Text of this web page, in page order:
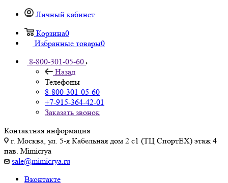
Личный кабинет
Корзина0
Избранные товары0
8-800-301-05-60
Назад
Телефоны
8-800-301-05-60
+7-915-364-42-01
Заказать звонок
Контактная информация
г. Москва, ул. 5-я Кабельная дом 2 с1 (ТЦ СпортEX) этаж 4
пав. Mimicrya
sale@mimicrya.ru
Вконтакте